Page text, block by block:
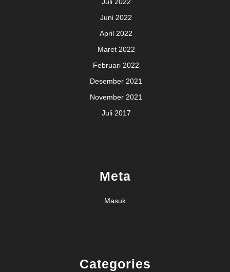
Juli 2022
Juni 2022
April 2022
Maret 2022
Februari 2022
Desember 2021
November 2021
Juli 2017
Meta
Masuk
Categories